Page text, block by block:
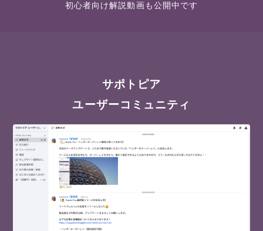
初心者向け解説動画も公開中です
サポトピア
ユーザーコミュニティ